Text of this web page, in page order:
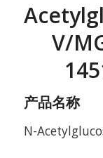
V/
产品名称
N-